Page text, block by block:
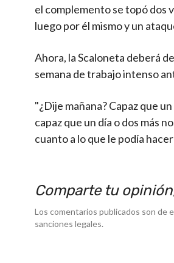
el complemento se topó dos
luego por él mismo y un
Ahora, la Scaloneta deberá
semana de trabajo intenso
"¿Dije mañana? Capaz que
capaz que un día o dos más
cuanto a lo que le podía
Comparte tu
Los comentarios publicados son de
sanciones legales.